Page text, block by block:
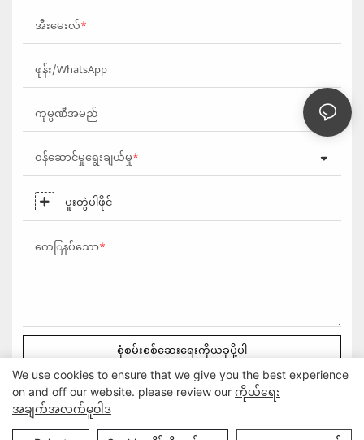
အီးမေးလ်
ဖုန်း/WhatsApp
ကုမ္ပဏီအမည်
ဝန်ဆောင်မှုရွေးချယ်မှု
ပူးတွဲပါဖိုင်
ကေြနပ်သော
စုံစမ်းစစ်ဆေးရေးကိုယခုပို့ပါ
We use cookies to ensure that we give you the best experience
on and off our website. please review our ကိုယ်ရေး
အချက်အလက်မူဝါဒ